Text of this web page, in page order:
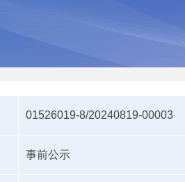
01526019-8/20240819-00003
事前公示